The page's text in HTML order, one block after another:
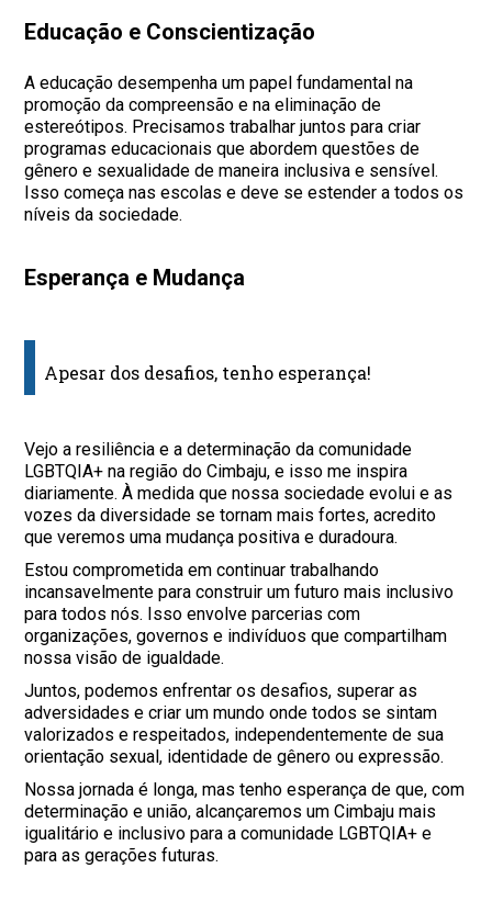
Educação e Conscientização
A educação desempenha um papel fundamental na
promoção da compreensão e na eliminação de
estereótipos. Precisamos trabalhar juntos para criar
programas educacionais que abordem questões de
gênero e sexualidade de maneira inclusiva e sensível.
Isso começa nas escolas e deve se estender a todos os
níveis da sociedade.
Esperança e Mudança
Apesar dos desafios, tenho esperança!
Vejo a resiliência e a determinação da comunidade
LGBTQIA+ na região do Cimbaju, e isso me inspira
diariamente. À medida que nossa sociedade evolui e as
vozes da diversidade se tornam mais fortes, acredito
que veremos uma mudança positiva e duradoura.
Estou comprometida em continuar trabalhando
incansavelmente para construir um futuro mais inclusivo
para todos nós. Isso envolve parcerias com
organizações, governos e indivíduos que compartilham
nossa visão de igualdade.
Juntos, podemos enfrentar os desafios, superar as
adversidades e criar um mundo onde todos se sintam
valorizados e respeitados, independentemente de sua
orientação sexual, identidade de gênero ou expressão.
Nossa jornada é longa, mas tenho esperança de que, com
determinação e união, alcançaremos um Cimbaju mais
igualitário e inclusivo para a comunidade LGBTQIA+ e
para as gerações futuras.